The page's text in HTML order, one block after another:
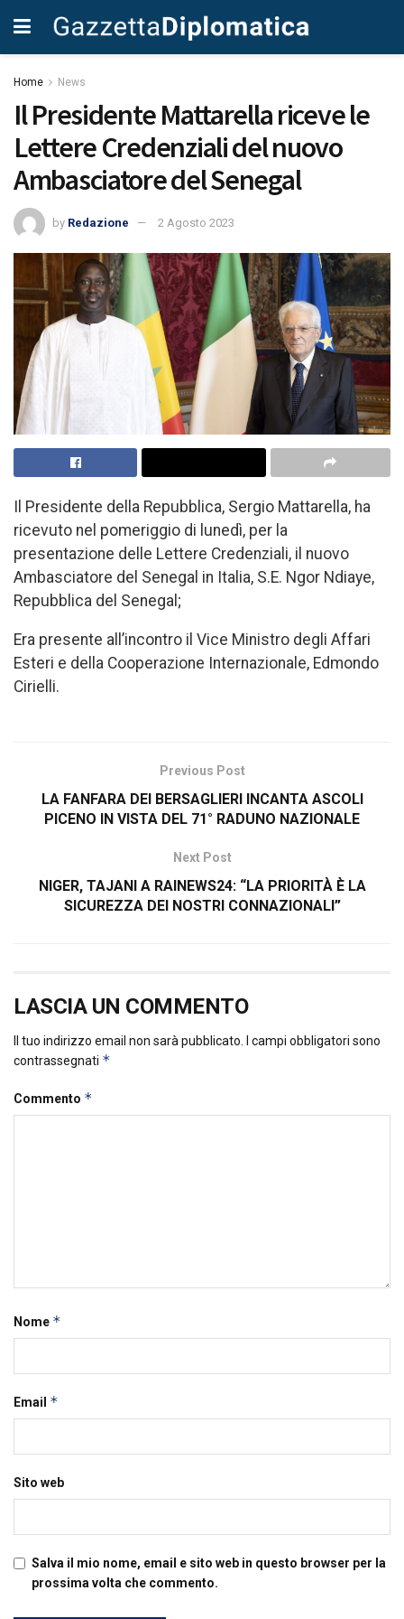
Home News
Il Presidente Mattarella riceve le
Lettere Credenziali del nuovo
Ambasciatore del Senegal
by Redazione 2 Agosto 2023
Il Presidente della Repubblica, Sergio Mattarella, ha
ricevuto nel pomeriggio di lunedì, per la
presentazione delle Lettere Credenziali, il nuovo
Ambasciatore del Senegal in Italia, S.E. Ngor Ndiaye,
Repubblica del Senegal;
Era presente all’incontro il Vice Ministro degli Affari
Esteri e della Cooperazione Internazionale, Edmondo
Cirielli.
Previous Post
LA FANFARA DEI BERSAGLIERI INCANTA ASCOLI
PICENO IN VISTA DEL 71° RADUNO NAZIONALE
Next Post
NIGER, TAJANI A RAINEWS24: “LA PRIORITÀ È LA
SICUREZZA DEI NOSTRI CONNAZIONALI”
LASCIA UN COMMENTO
Il tuo indirizzo email non sarà pubblicato.
I campi obbligatori sono
contrassegnati *
Commento *
Nome *
Email *
Sito web
Salva il mio nome, email e sito web in questo browser per la
prossima volta che commento.